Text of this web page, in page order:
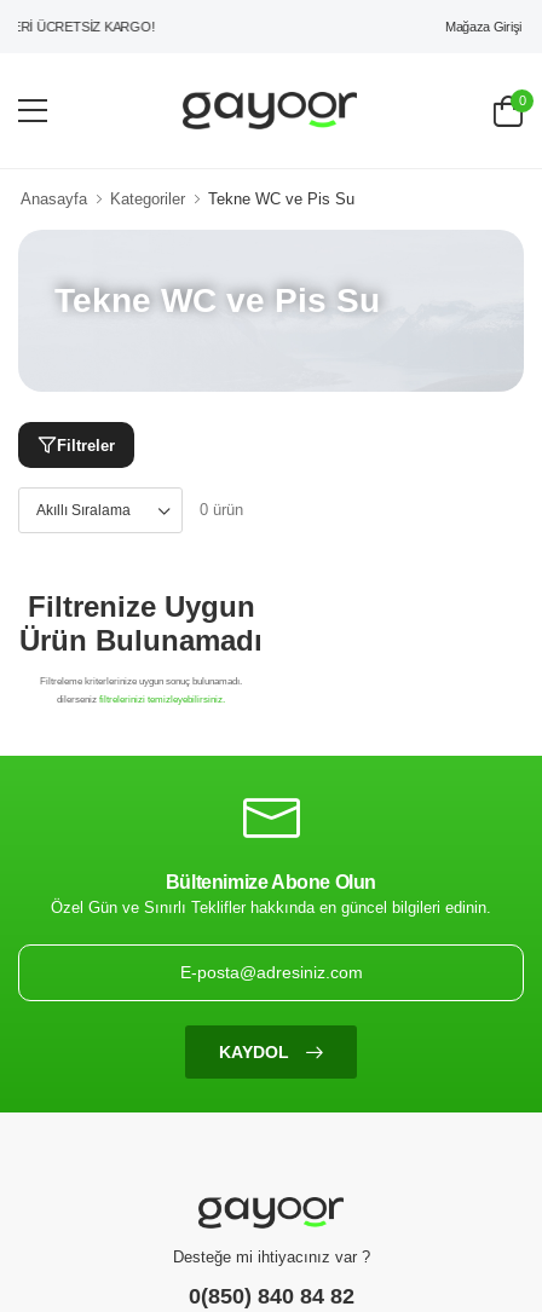
ÜCRETSİZ KARGO! Mağaza Girişi
0
Anasayfa Kategoriler Tekne WC ve Pis Su
Tekne WC ve Pis Su
Filtreler
0 ürün
Filtrenize Uygun
Ürün Bulunamadı
Bültenimize Abone Olun
Özel Gün ve Sınırlı Teklifler hakkında en güncel bilgileri edinin.
KAYDOL
Desteğe mi ihtiyacınız var ?
0(850) 840 84 82